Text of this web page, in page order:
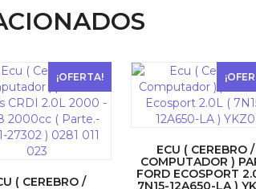
¡OFERTA!
( CEREBRO /
ECU ( CEREBRO /
COMPUTADOR )
FORD ECOSPORT
7N15-12A650-LA )